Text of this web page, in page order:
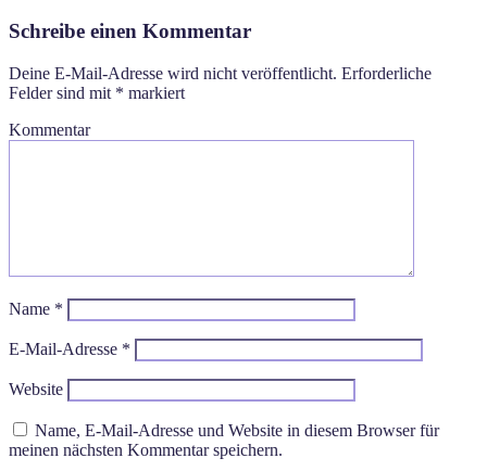
Schreibe einen Kommentar
Deine E-Mail-Adresse wird nicht veröffentlicht. Erforderliche
Felder sind mit * markiert
Kommentar
Name *
E-Mail-Adresse *
Website
Name, E-Mail-Adresse und Website in diesem Browser für
meinen nächsten Kommentar speichern.